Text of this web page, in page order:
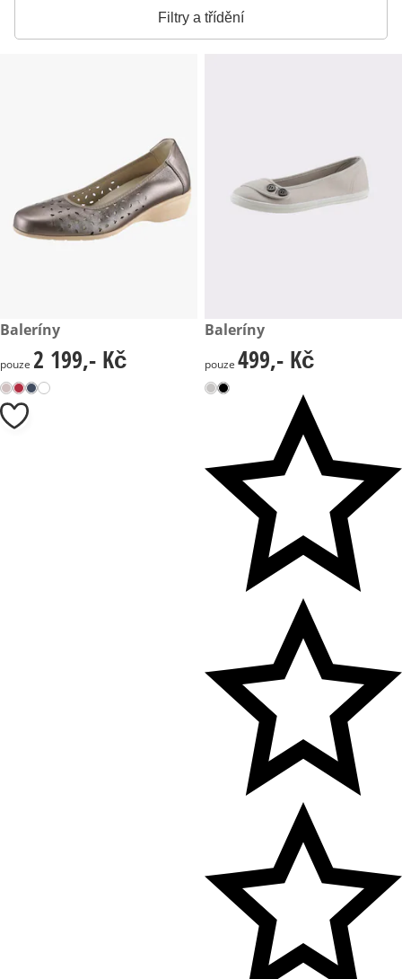
Filtry a třídění
2 199,- Kč
Baleríny
2 199,- Kč
pouze 2 199,- Kč
499,- Kč
Baleríny
499,- Kč
pouze 499,- Kč